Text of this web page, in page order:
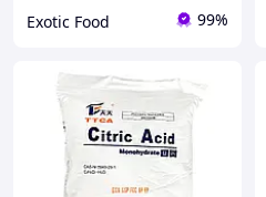
Exotic Food 99%